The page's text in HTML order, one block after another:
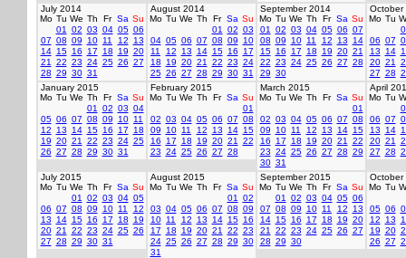
July 2014
Mo Tu We Th Fr Sa Su
01
02 03 04 05 06
07 08 09 10 11 12
13
14 15 16 17 18 19 20
21
22 23 24 25 26 27
28 29 30 31
August 2014
Mo Tu We Th Fr Sa Su
01
02 03
04 05 06 07 08 09
10
11
12 13 14 15 16
17
18
19 20 21 22 23 24
25 26 27 28 29 30 31
September 2014
Mo Tu We Th Fr Sa Su
01
02 03 04 05 06 07
08 09 10 11 12 13
14
15 16 17 18 19 20 21
22 23 24 25 26 27 28
29 30
October
Mo Tu
06 07
13
14
20 21
27 28
January 2015
Mo Tu We Th Fr Sa Su
01
02 03 04
05 06 07 08 09 10 11
12
13 14 15 16 17
18
19 20 21 22 23 24 25
26 27 28 29 30 31
February 2015
Mo Tu We Th Fr Sa Su
01
02 03 04 05 06 07 08
09
10 11 12 13 14 15
16
17 18 19 20 21
22
23 24 25 26 27 28
March 2015
Mo Tu We Th Fr Sa Su
01
02 03 04 05 06 07 08
09
10 11 12 13 14 15
16
17 18 19 20 21
22
23 24 25 26 27 28 29
30 31
April
Mo Tu
06 07
13
14
20 21
27 28
July 2015
Mo Tu We Th Fr Sa Su
01
02 03 04 05
06 07 08 09 10 11
12
13
14 15 16 17 18
19
20 21 22 23 24 25 26
27 28 29 30 31
August 2015
Mo Tu We Th Fr Sa Su
01
02
03 04 05 06 07 08 09
10 11 12 13 14 15 16
17
18 19 20 21 22 23
24 25 26 27 28 29 30
31
September 2015
Mo Tu We Th Fr Sa Su
01
02 03 04 05 06
07 08 09 10 11 12
13
14 15 16 17 18 19 20
21
22 23 24 25 26 27
28 29 30
October
Mo Tu
05 06
12
13
19 20
26 27